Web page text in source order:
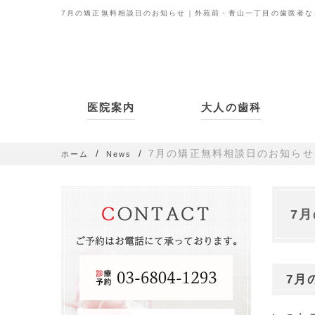
7月の矯正無料相談日のお知らせ｜外苑前・青山一丁目の歯医者
医院案内 大人の歯科
ホーム News 7月の矯正無料相談日のお知らせ
7
7月